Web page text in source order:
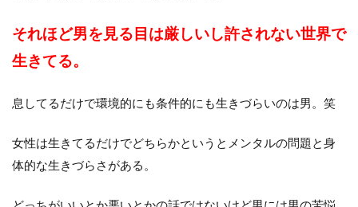
それほど男を見る目は厳しいし許されない世界で
生きてる。
息してるだけで環境的にも条件的にも生きづらいのは男。笑
女性は生きてるだけでどちらかというとメンタルの問題と身
体的な生きづらさがある。